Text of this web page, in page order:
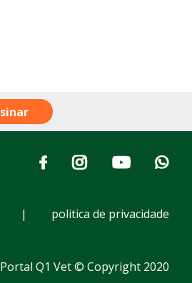
| politica de privacidade
Portal Q1 Vet © Copyright 2020